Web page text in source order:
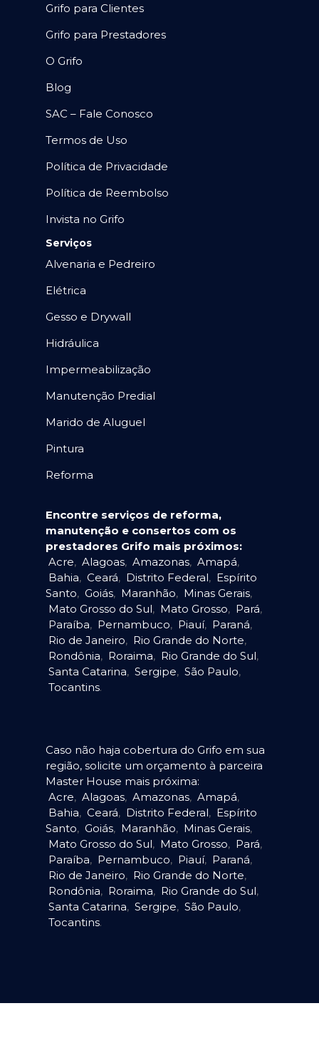
Grifo para Clientes
Grifo para Prestadores
O Grifo
Blog
SAC – Fale Conosco
Termos de Uso
Política de Privacidade
Política de Reembolso
Invista no Grifo
Serviços
Alvenaria e Pedreiro
Elétrica
Gesso e Drywall
Hidráulica
Impermeabilização
Manutenção Predial
Marido de Aluguel
Pintura
Reforma
Encontre serviços de reforma,
manutenção e consertos com os
prestadores Grifo mais próximos:
Acre, Alagoas, Amazonas, Amapá,
Bahia, Ceará, Distrito Federal, Espírito
Santo, Goiás, Maranhão, Minas Gerais,
Mato Grosso do Sul, Mato Grosso, Pará,
Paraíba, Pernambuco, Piauí, Paraná,
Rio de Janeiro, Rio Grande do Norte,
Rondônia, Roraima, Rio Grande do Sul,
Santa Catarina, Sergipe, São Paulo,
Tocantins.
Caso não haja cobertura do Grifo em sua
região, solicite um orçamento à parceira
Master House mais próxima:
Acre, Alagoas, Amazonas, Amapá,
Bahia, Ceará, Distrito Federal, Espírito
Santo, Goiás, Maranhão, Minas Gerais,
Mato Grosso do Sul, Mato Grosso, Pará,
Paraíba, Pernambuco, Piauí, Paraná,
Rio de Janeiro, Rio Grande do Norte,
Rondônia, Roraima, Rio Grande do Sul,
Santa Catarina, Sergipe, São Paulo,
Tocantins.